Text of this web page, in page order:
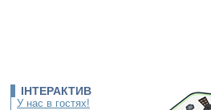
ІНТЕРАКТИВ
У нас в гостях!